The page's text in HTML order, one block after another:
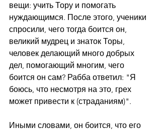
вещи: учить Тору и помогать
нуждающимся. После этого, ученики
спросили, чего тогда боится он,
великий мудрец и знаток Торы,
человек делающий много добрых
дел, помогающий многим, чего
боится он сам? Рабба ответил: "Я
боюсь, что несмотря на это, грех
может привести к (страданиям)".
Иными словами, он боится, что его